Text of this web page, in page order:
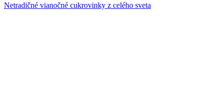
Netradičné vianočné cukrovinky z celého sveta